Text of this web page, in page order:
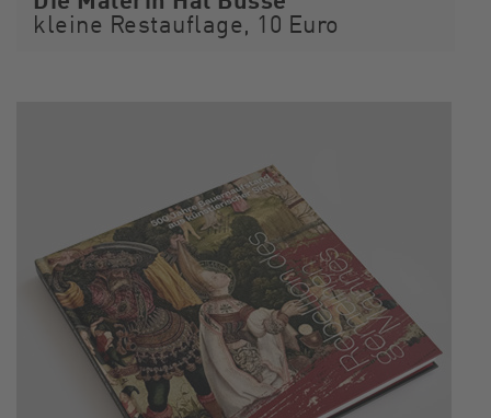
kleine Restauflage, 10 Euro